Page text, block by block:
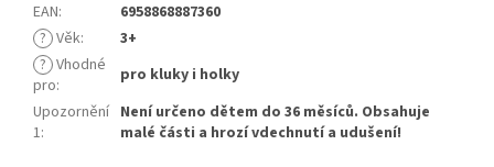
EAN:
6958868887360
? Věk:
3+
? Vhodné
pro:
pro kluky i holky
Upozornění
1:
Není určeno dětem do 36 měsíců. Obsahuje
malé části a hrozí vdechnutí a udušení!